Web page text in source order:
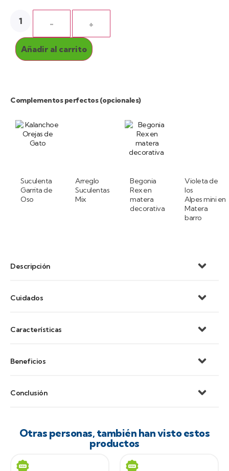
- +
Añadir al carrito
Complementos perfectos (opcionales)
Suculenta
Garrita de
Oso
Arreglo
Suculentas
Mix
Begonia
Rex en
matera
decorativa
Violeta de
los
Alpes mini en
Matera
barro
Descripción
Cuidados
Características
Beneficios
Conclusión
Otras personas, también han visto estos
productos